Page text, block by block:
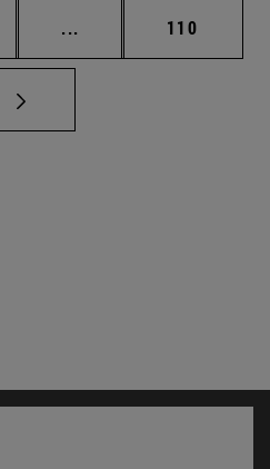
... Páginas intermedias
Página
110